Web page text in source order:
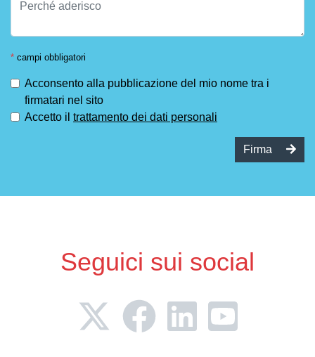
* campi obbligatori
Acconsento alla pubblicazione del mio nome tra i
firmatari nel sito
Accetto il trattamento dei dati personali
Firma
Seguici sui social